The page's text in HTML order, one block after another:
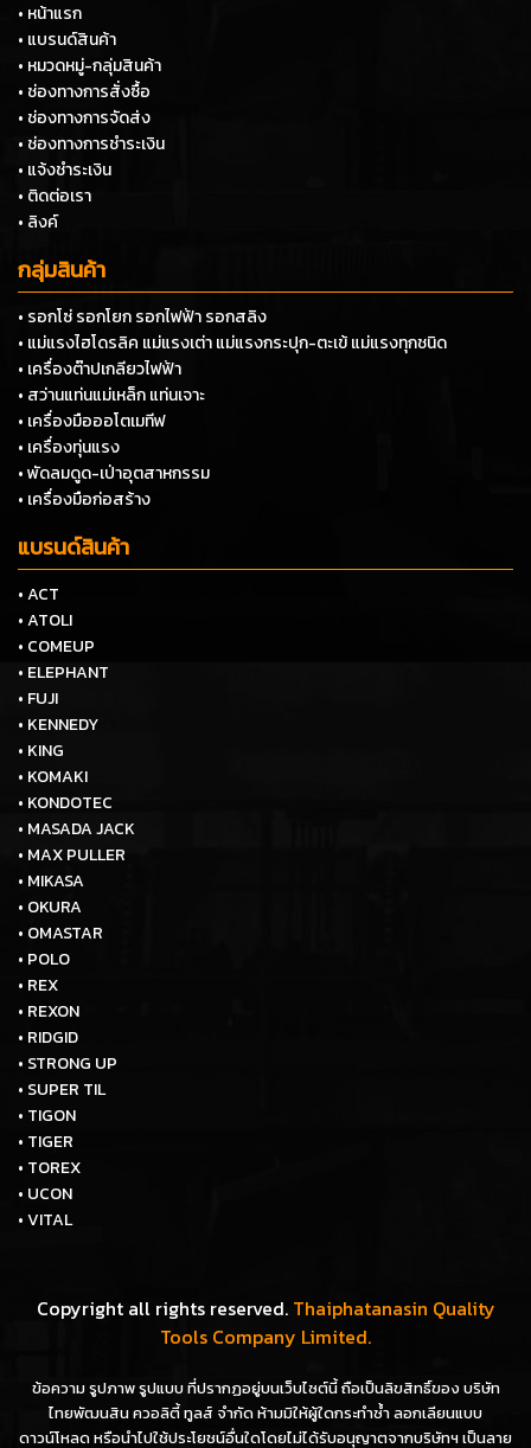
• หน้าแรก
• แบรนด์สินค้า
• หมวดหมู่-กลุ่มสินค้า
• ช่องทางการสั่งซื้อ
• ช่องทางการจัดส่ง
• ช่องทางการชำระเงิน
• แจ้งชำระเงิน
• ติดต่อเรา
• ลิงค์
กลุ่มสินค้า
• รอกโซ่ รอกโยก รอกไฟฟ้า รอกสลิง
• แม่แรงไฮโดรลิค แม่แรงเต่า แม่แรงกระปุก-ตะเข้ แม่แรงทุกชนิด
• เครื่องต๊าปเกลียวไฟฟ้า
• สว่านแท่นแม่เหล็ก แท่นเจาะ
• เครื่องมือออโตเมทีฟ
• เครื่องทุ่นแรง
• พัดลมดูด-เป่าอุตสาหกรรม
• เครื่องมือก่อสร้าง
แบรนด์สินค้า
• ACT
• ATOLI
• COMEUP
• ELEPHANT
• FUJI
• KENNEDY
• KING
• KOMAKI
• KONDOTEC
• MASADA JACK
• MAX PULLER
• MIKASA
• OKURA
• OMASTAR
• POLO
• REX
• REXON
• RIDGID
• STRONG UP
• SUPER TIL
• TIGON
• TIGER
• TOREX
• UCON
• VITAL
Copyright all rights reserved. Thaiphatanasin Quality
Tools Company Limited.
ข้อความ รูปภาพ รูปแบบ ที่ปรากฏอยู่บนเว็บไซต์นี้ ถือเป็นลิขสิทธิ์ของ บริษัท
ไทยพัฒนสิน ควอลิตี้ ทูลส์ จำกัด ห้ามมิให้ผู้ใดกระทำซ้ำ ลอกเลียนแบบ
ดาวน์โหลด หรือนำไปใช้ประโยชน์อื่นใดโดยไม่ได้รับอนุญาตจากบริษัทฯ เป็นลาย